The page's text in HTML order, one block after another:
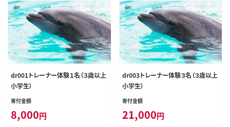
dr001トレーナー体験１名（３歳以上
小学生）
寄付金額
8,000円
dr003トレーナー体験３名（３歳以上
小学生）
寄付金額
21,000円